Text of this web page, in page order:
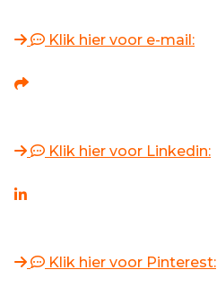
Klik hier voor e-mail:
Klik hier voor Linkedin:
Klik hier voor Pinterest: